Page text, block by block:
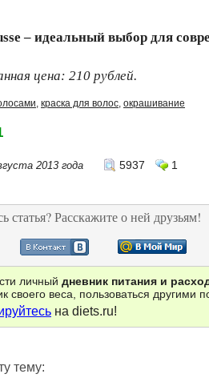
– идеальный выбор для
цена: 210 рублей.
, краска для волос, окрашивание
2013 года 5937 1
статья? Расскажите о ней друзьям!
личный дневник питания и
своего веса, пользоваться другими
на diets.ru!
тему: